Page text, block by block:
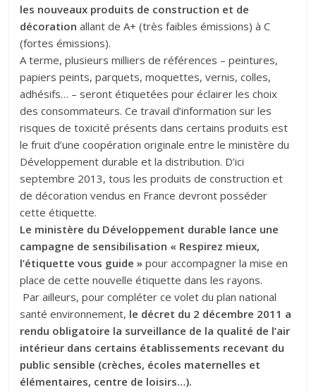
les nouveaux produits de construction et de
décoration allant de A+ (très faibles émissions) à C
(fortes émissions).
A terme, plusieurs milliers de références – peintures,
papiers peints, parquets, moquettes, vernis, colles,
adhésifs… – seront étiquetées pour éclairer les choix
des consommateurs. Ce travail d’information sur les
risques de toxicité présents dans certains produits est
le fruit d’une coopération originale entre le ministère du
Développement durable et la distribution. D’ici
septembre 2013, tous les produits de construction et
de décoration vendus en France devront posséder
cette étiquette.
Le ministère du Développement durable lance une
campagne de sensibilisation « Respirez mieux,
l’étiquette vous guide » pour accompagner la mise en
place de cette nouvelle étiquette dans les rayons.
Par ailleurs, pour compléter ce volet du plan national
santé environnement, le décret du 2 décembre 2011 a
rendu obligatoire la surveillance de la qualité de l’air
intérieur dans certains établissements recevant du
public sensible (crèches, écoles maternelles et
élémentaires, centre de loisirs…).